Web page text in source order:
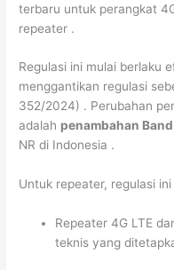
terbaru untuk perangkat
repeater .
Regulasi ini mulai berlaku
menggantikan regulasi
352/2024) . Perubahan
adalah penambahan Band
NR di Indonesia .
Untuk repeater, regulasi
Repeater 4G LTE
teknis yang